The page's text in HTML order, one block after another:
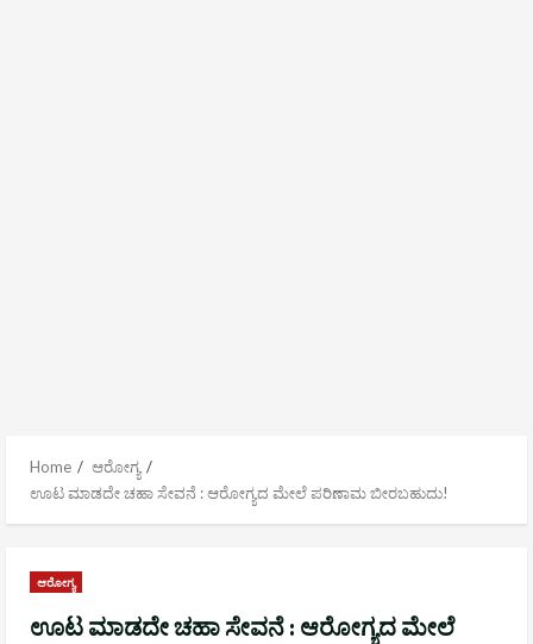
Home
ಆರೋಗ್ಯ
ಊಟ ಮಾಡದೇ ಚಹಾ ಸೇವನೆ : ಆರೋಗ್ಯದ ಮೇಲೆ ಪರಿಣಾಮ ಬೀರಬಹುದು!
ಆರೋಗ್ಯ
ಊಟ ಮಾಡದೇ ಚಹಾ ಸೇವನೆ : ಆರೋಗ್ಯದ ಮೇಲೆ